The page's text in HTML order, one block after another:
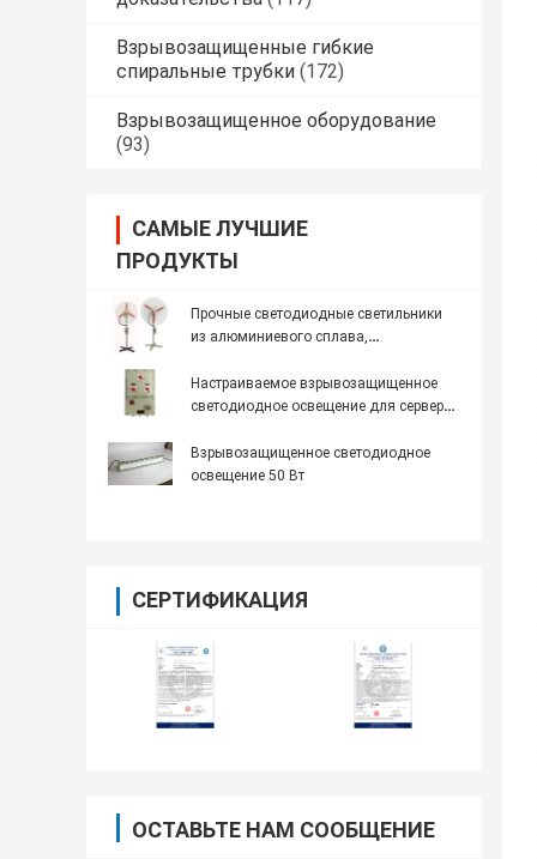
Взрывозащищенные гибкие
спиральные трубки (172)
Взрывозащищенное оборудование
(93)
САМЫЕ ЛУЧШИЕ
ПРОДУКТЫ
Прочные светодиодные светильники
из алюминиевого сплава,
промышленных требований освещения
Настраиваемое взрывозащищенное
светодиодное освещение для серверов
алюминиевым сплавом
Взрывозащищенное светодиодное
освещение 50 Вт
СЕРТИФИКАЦИЯ
ОСТАВЬТЕ НАМ СООБЩЕНИЕ